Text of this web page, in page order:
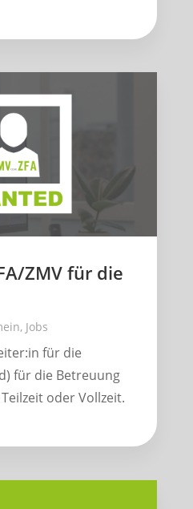
ZMV für die
, Jobs
für die
für die Betreuung
oder Vollzeit.